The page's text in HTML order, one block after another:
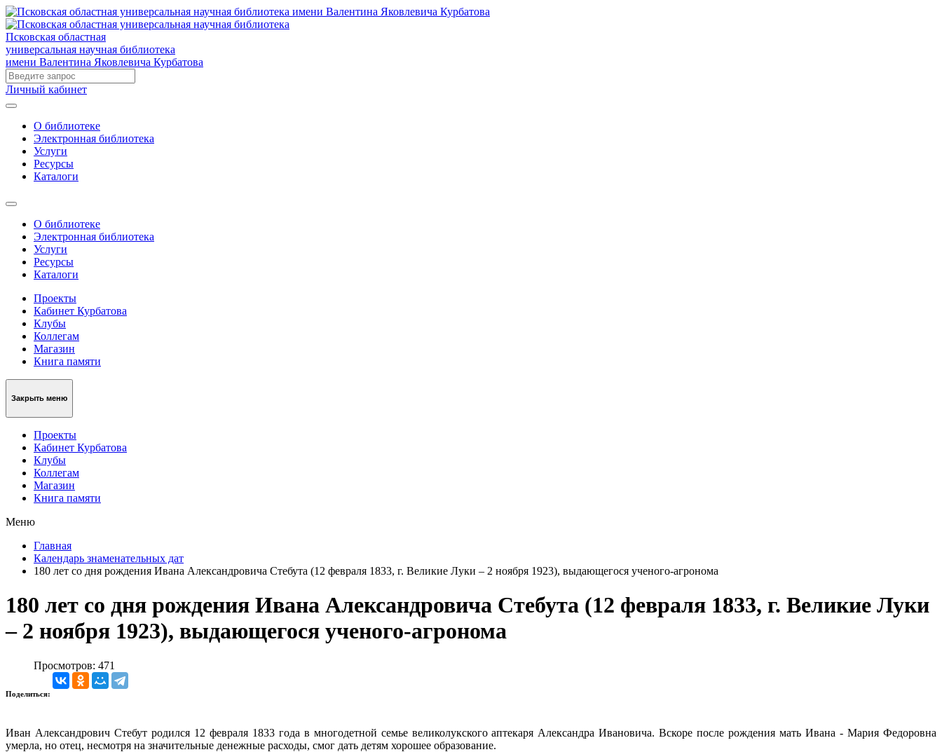
Псковская областная
универсальная научная библиотека
имени Валентина Яковлевича Курбатова
Личный кабинет
О библиотеке
Электронная библиотека
Услуги
Ресурсы
Каталоги
О библиотеке
Электронная библиотека
Услуги
Ресурсы
Каталоги
Проекты
Кабинет Курбатова
Клубы
Коллегам
Магазин
Книга памяти
Закрыть меню
Проекты
Кабинет Курбатова
Клубы
Коллегам
Магазин
Книга памяти
Меню
Главная
Календарь знаменательных дат
180 лет со дня рождения Ивана Александровича Стебута (12 февраля 1833, г. Великие Луки – 2 ноября 1923), выдающегося ученого-агронома
180 лет со дня рождения Ивана Александровича Стебута (12 февраля 1833, г. Великие Луки
– 2 ноября 1923), выдающегося ученого-агронома
Просмотров: 471
Поделиться:
Иван Александрович Стебут родился 12 февраля 1833 года в многодетной семье великолукского аптекаря Александра Ивановича. Вскоре после рождения мать Ивана - Мария Федоровна
умерла, но отец, несмотря на значительные денежные расходы, смог дать детям хорошее образование.